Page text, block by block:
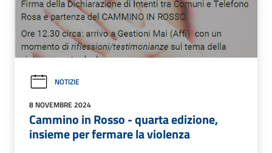
NOTIZIE
8 NOVEMBRE 2024
Cammino in Rosso - quarta edizione,
insieme per fermare la violenza